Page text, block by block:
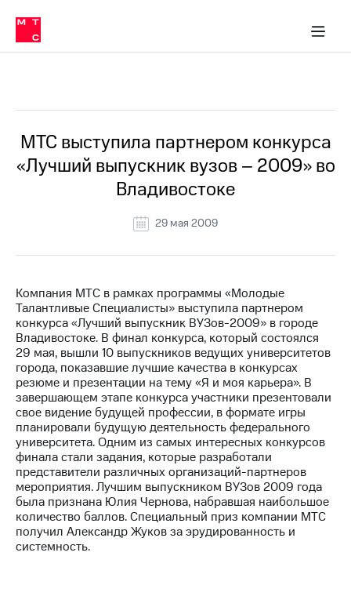
Медиа-центр
и акционерам
Устойчивое развитие
Комплаенс и деловая этика
компании
Карьера
История
компании
Руководство
информация
Контакты
Медиа-центр
Пресс-
релизы
МТС
о технологиях
Достижения
Интервью
Финансовая
отчетность
Контакты
Пригласить
в МТС
Пресс-
релизы
о технологиях
МТС выступила партнером конкурса
«Лучший выпускник вузов – 2009» во
Владивостоке
29 мая 2009
Компания МТС в рамках программы «Молодые
Талантливые Специалисты» выступила партнером
конкурса «Лучший выпускник ВУЗов-2009» в городе
Владивостоке. В финал конкурса, который состоялся
29 мая, вышли 10 выпускников ведущих университетов
города, показавшие лучшие качества в конкурсах
резюме и презентации на тему «Я и моя карьера». В
завершающем этапе конкурса участники презентовали
свое видение будущей профессии, в формате игры
планировали будущую деятельность федерального
университета. Одним из самых интересных конкурсов
финала стали задания, которые разработали
представители различных организаций-партнеров
мероприятия. Лучшим выпускником ВУЗов 2009 года
была признана Юлия Чернова, набравшая наибольшое
количество баллов. Специальный приз компании МТС
получил Александр Жуков за эрудированность и
системность.